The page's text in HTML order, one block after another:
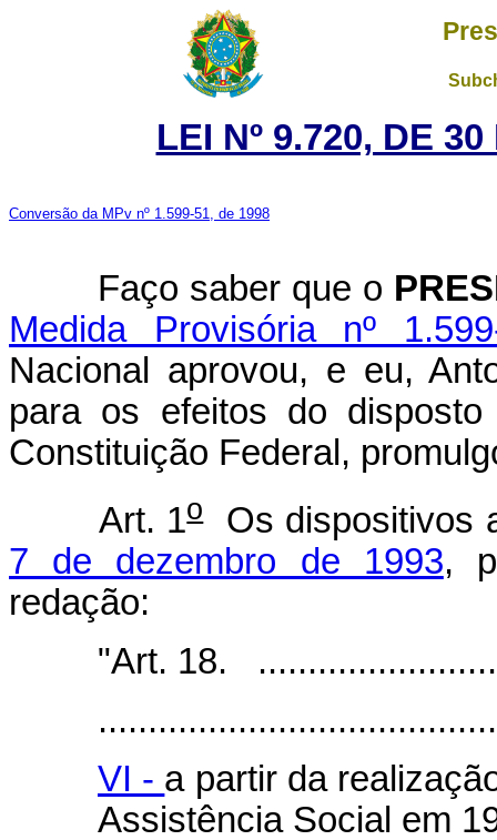
LEI Nº 9.720, DE
Conversão da MPv nº 1.599-51, de 1998
Faço saber que o
Medida Provisória nº
Nacional aprovou, e eu,
para os efeitos do
Constituição Federal,
Art. 1oOs dispositivos
7 de dezembro de 1993,
redação:
"Art. 18.
VI - a partir da
Assistência Social em